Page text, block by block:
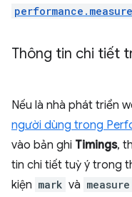
Thông tin chi tiết
Nếu là nhà phát triển
người dùng trong
vào bản ghi Timings,
tin chi tiết tuỳ ý trong
kiện mark và measure